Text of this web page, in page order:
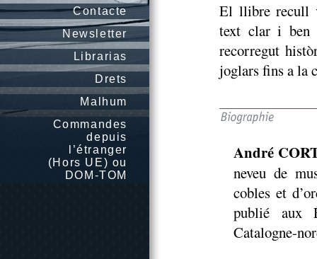
Contacte
Newsletter
Librarias
Drets
Malhum
Commandes
depuis
l’étranger
(Hors UE) ou
DOM-TOM
El llibre recull
text clar i ben
recorregut
joglars fins a la
André
neveu de
cobles et
publié aux
Catalogne-